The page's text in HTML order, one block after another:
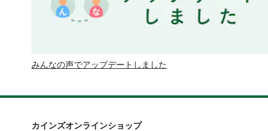
みんなの声でアップデートしました
カインズオンラインショップ